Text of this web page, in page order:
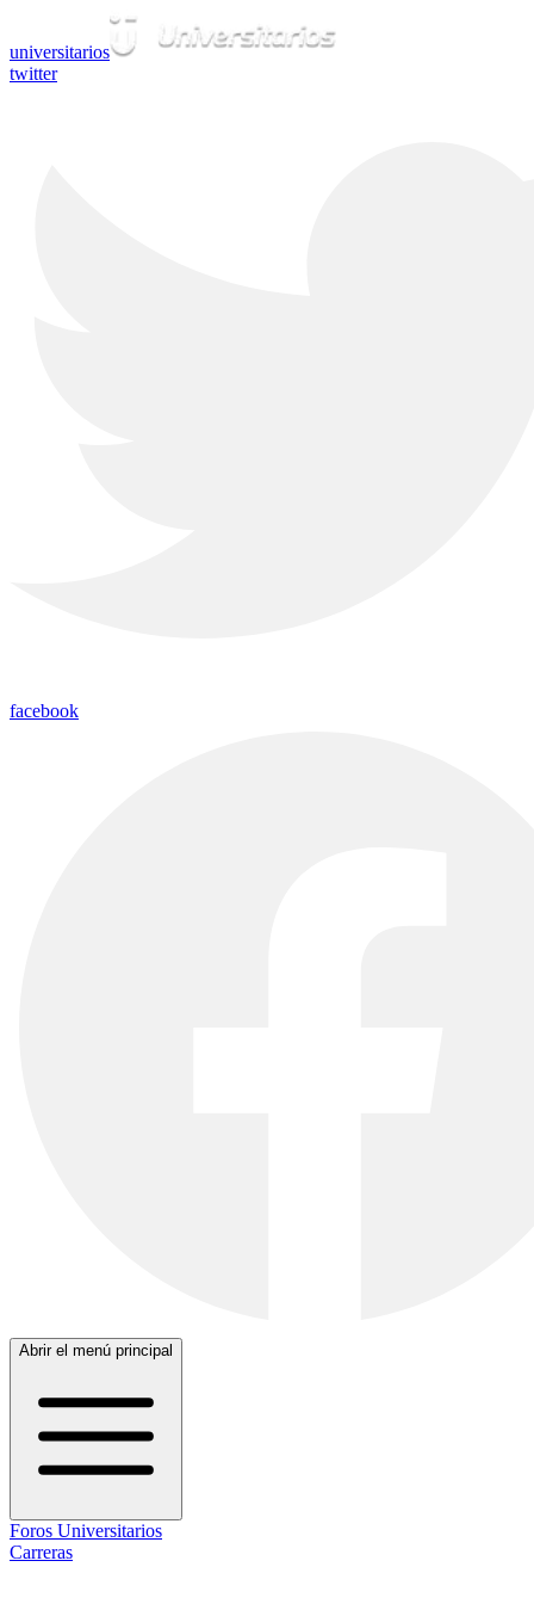
universitarios
twitter
facebook
Abrir el menú principal
Foros Universitarios
Carreras